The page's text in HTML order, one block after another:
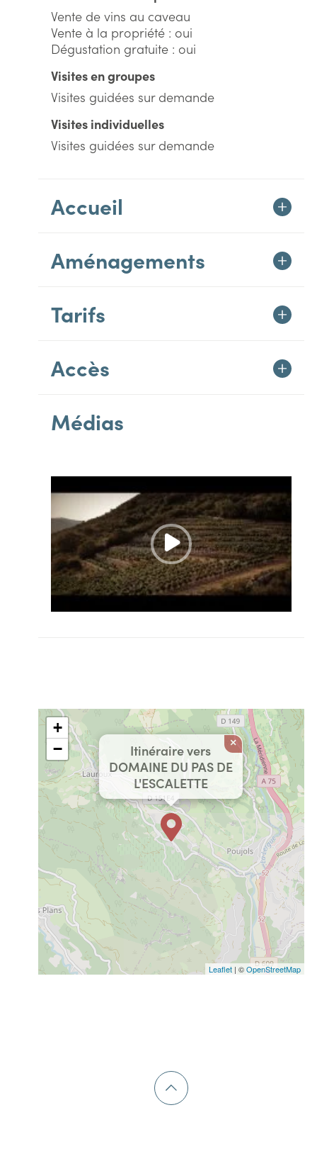
Vente de vins au caveau
Vente à la propriété : oui
Dégustation gratuite : oui
Visites en groupes
Visites guidées sur demande
Visites individuelles
Visites guidées sur demande
Accueil
Aménagements
Tarifs
Accès
Médias
Itinéraire vers
DOMAINE DU PAS DE
L'ESCALETTE
×
+
−
Leaflet | ©OpenStreetMap